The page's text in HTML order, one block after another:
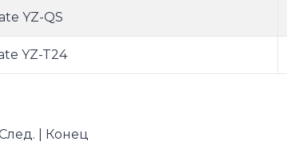
YZ-QS
YZ-T24
След. | Конец